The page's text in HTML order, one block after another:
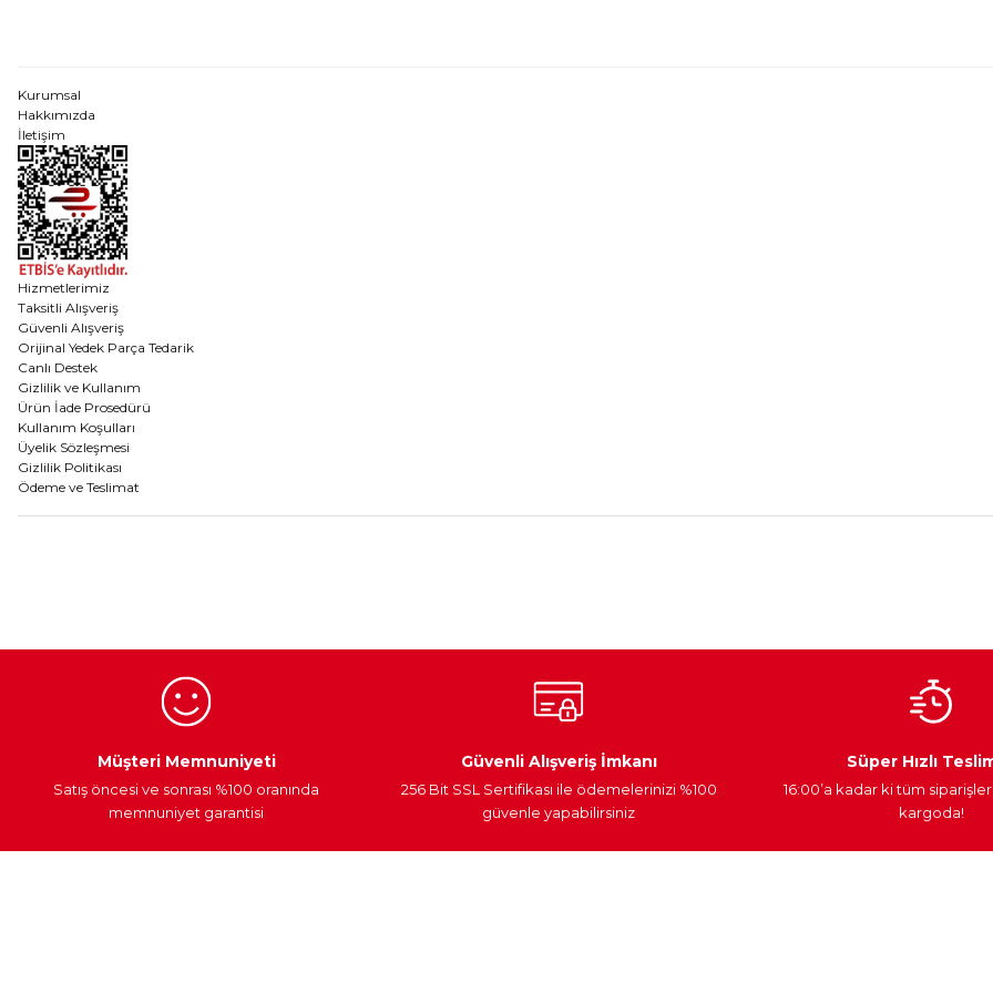
Kurumsal
Hakkımızda
İletişim
Hizmetlerimiz
Taksitli Alışveriş
Güvenli Alışveriş
Orijinal Yedek Parça Tedarik
Canlı Destek
Gizlilik ve Kullanım
Ürün İade Prosedürü
Kullanım Koşulları
Üyelik Sözleşmesi
Gizlilik Politikası
Ödeme ve Teslimat
Egzoz Sistemi Ateşleme Sistemi Araç Farları
Müşteri Memnuniyeti
Satış öncesi ve sonrası %100 oranında
memnuniyet garantisi
Güvenli Alışveriş İmkanı
256 Bit SSL Sertifikası ile ödemelerinizi %100
güvenle yapabilirsiniz
Süper Hızlı
16:00’a kadar ki tüm
kargoda!